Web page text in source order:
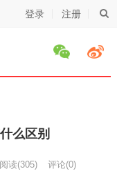
登录 注册
么区别
阅读(305) 评论(0)